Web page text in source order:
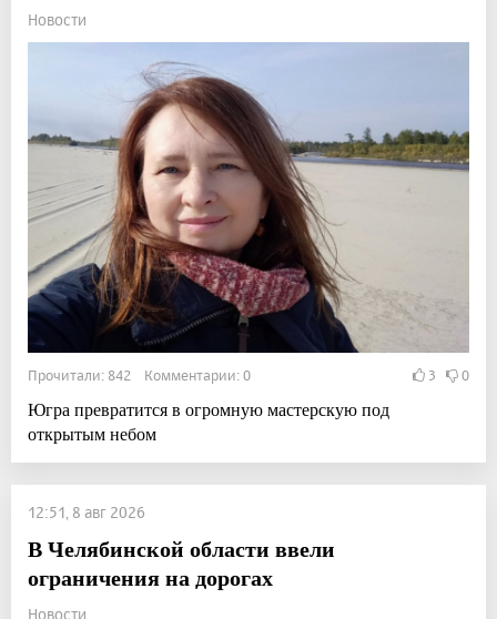
Новости
Прочитали: 842 Комментарии: 0 3 0
Югра превратится в огромную мастерскую под
открытым небом
12:51, 8 авг 2026
В Челябинской области ввели
ограничения на дорогах
Новости